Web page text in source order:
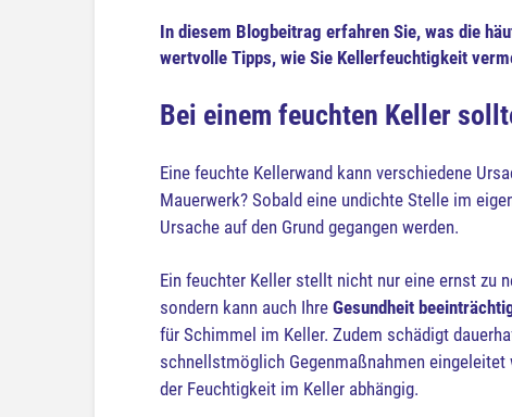
In diesem Blogbeitrag erfahren Sie, was die
wertvolle Tipps, wie Sie Kellerfeuchtigkeit
Bei einem feuchten Keller
Eine feuchte Kellerwand kann verschiedene
Mauerwerk? Sobald eine undichte Stelle im
Ursache auf den Grund gegangen werden.
Ein feuchter Keller stellt nicht nur eine ernst zu
sondern kann auch Ihre Gesundheit
für Schimmel im Keller. Zudem schädigt
schnellstmöglich Gegenmaßnahmen
der Feuchtigkeit im Keller abhängig.